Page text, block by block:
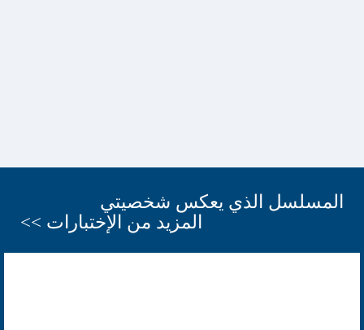
المسلسل الذي يعكس شخصيتي
المزيد من الإختبارات >>